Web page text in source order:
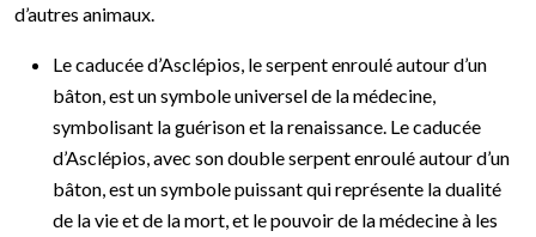
d’autres animaux.
Le caducée d’Asclépios, le serpent enroulé autour d’un
bâton, est un symbole universel de la médecine,
symbolisant la guérison et la renaissance. Le caducée
d’Asclépios, avec son double serpent enroulé autour d’un
bâton, est un symbole puissant qui représente la dualité
de la vie et de la mort, et le pouvoir de la médecine à les